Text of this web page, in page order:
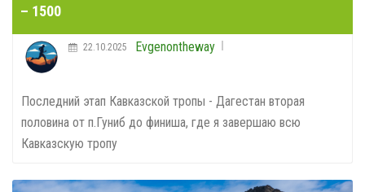
– 1500
Evgenontheway
22.10.2025
Последний этап Кавказской тропы - Дагестан вторая
половина от п.Гуниб до финиша, где я завершаю всю
Кавказскую тропу